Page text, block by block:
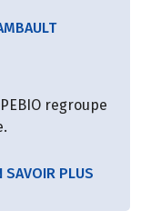
regroupe
SAVOIR PLUS